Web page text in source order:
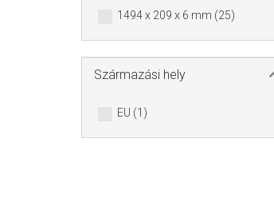
1494 x 209 x 6 mm (25)
Származási hely
EU (1)